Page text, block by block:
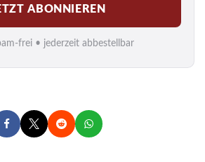
a
i
l
*
ABONNIEREN
frei • jederzeit abbestellbar